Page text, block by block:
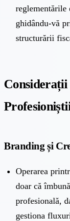
ghidându-vă
structurării
Branding și
Operarea
doar că
profesională,
gestiona